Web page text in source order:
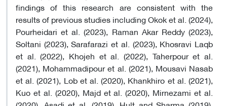
findings of this research are consistent with the
results of previous studies including Okok et al. (2024),
Pourheidari et al. (2023), Raman Akar Reddy (2023),
Soltani (2023), Sarafarazi et al. (2023), Khosravi Laqb
et al. (2022), Khojeh et al. (2022), Taherpour et al.
(2021), Mohammadipour et al. (2021), Mousavi Nasab
et al. (2021), Lob et al. (2020), Khankhiro et al. (2021),
Kuo et al. (2020), Majd et al. (2020), Mirnezami et al.